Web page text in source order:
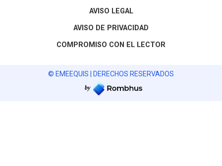
AVISO LEGAL
AVISO DE PRIVACIDAD
COMPROMISO CON EL LECTOR
© EMEEQUIS | DERECHOS RESERVADOS
by